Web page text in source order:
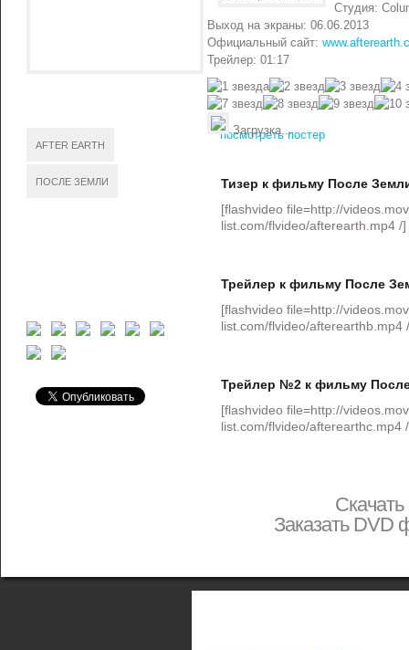
AFTER EARTH
ПОСЛЕ ЗЕМЛИ
Студия:
Выход на экраны: 06.06.2013
Официальный сайт:
Трейлер: 01:17
Загрузка...
посмотреть постер
Тизер к фильму После
[flashvideo file=http://
list.com/flvideo/afterearth.mp4 /]
Трейлер к фильму После
[flashvideo file=http://
list.com/flvideo/afterearthb.mp4
Трейлер №2 к фильму
[flashvideo file=http://
list.com/flvideo/afterearthc.mp4
Заказать DVD